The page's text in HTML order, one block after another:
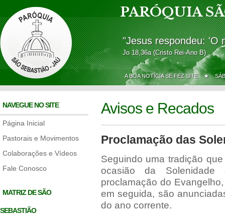
PARÓQUIA
"Jesus respondeu: 'O
Jo 18,36a (Cristo Rei-Ano B)
A BOA NOTÍCIA SE FEZ SITE ★
NAVEGUE NO SITE
Página Inicial
Pastorais e Movimentos
Colaborações e Vídeos
Fale Conosco
MATRIZ DE SÃO
SEBASTIÃO
Avisos e Recados
Proclamação das
Seguindo uma tradição
ocasião da
proclamação do
em seguida, são
do ano corrente.